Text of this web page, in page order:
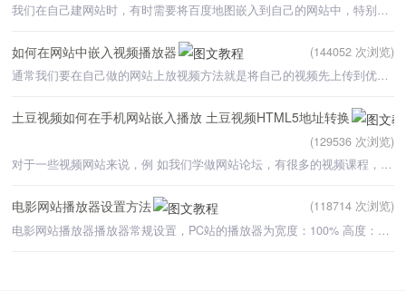
我们在自己建网站时，有时需要将百度地图嵌入到自己的网站中，特别是一些企业网站制作，在联系我们这一页面
如何在网站中嵌入视频播放器
(144052 次浏览)
通常我们要在自己做的网站上放视频方法就是将自己的视频先上传到优酷，土豆等一些大的视频网站，然后再将优
土豆视频如何在手机网站嵌入播放 土豆视频HTML5地址转换
(129536 次浏览)
对于一些视频网站来说，例 如我们学做网站论坛，有很多的视频课程，我们可以先将自己的视频课程上传到土豆
电影网站播放器设置方法
(118714 次浏览)
电影网站播放器播放器常规设置，PC站的播放器为宽度：100% 高度：480px，手机站播放器的宽度为：100%，高度